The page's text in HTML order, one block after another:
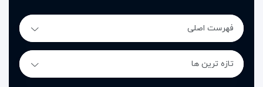
فهرست اصلی
تازه ترین ها